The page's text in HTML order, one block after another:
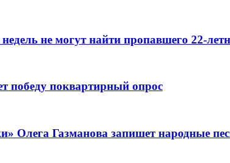
не могут найти пропавшего 22-
победу поквартирный опрос
Олега Газманова запишет народные